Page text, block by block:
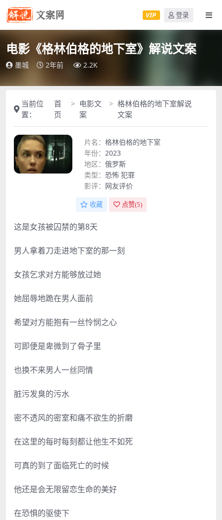
VIP 登录
电影《格林伯格的地下室》解说文案
墨城 2年前 2.2K
当前位
置：
首
页
电影文
案
格林伯格的地下室解说
文案
片名： 格林伯格的地下室
年份： 2023
地区： 俄罗斯
类型： 恐怖 犯罪
影评： 网友评价
收藏 点赞(5)
这是女孩被囚禁的第8天
男人拿着刀走进地下室的那一刻
女孩乞求对方能够放过她
她屈辱地跪在男人面前
希望对方能抱有一丝怜悯之心
可即便是卑微到了骨子里
也换不来男人一丝同情
脏污发臭的污水
密不透风的密室和痛不欲生的折磨
在这里的每时每刻都让他生不如死
可真的到了面临死亡的时候
他还是会无限留恋生命的美好
在恐惧的驱使下